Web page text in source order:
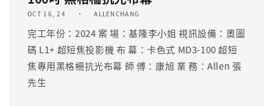
OCT 16, 24 ALLENCHANG
完工年份：2024 案 場：基隆李小姐 視訊設備：奧圖
碼 L1+ 超短焦投影機 布 幕：卡色式 MD3-100 超短
焦專用黑格柵抗光布幕 師 傅：康旭 業 務：Allen 張
先生